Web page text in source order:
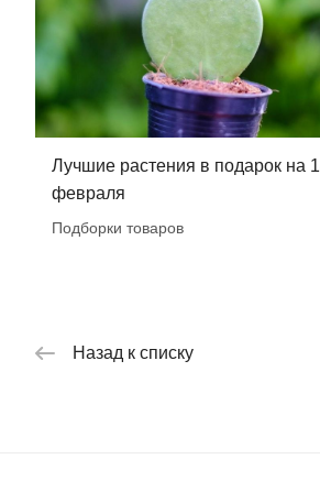
Лучшие растения в подарок на
февраля
Подборки товаров
Назад к списку